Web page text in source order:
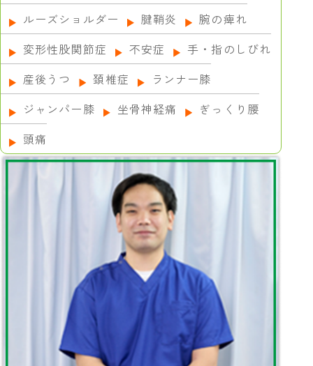
ルーズショルダー
腱鞘炎
腕の痺れ
変形性股関節症
不安症
手・指のしびれ
産後うつ
頚椎症
ランナー膝
ジャンパー膝
坐骨神経痛
ぎっくり腰
頭痛